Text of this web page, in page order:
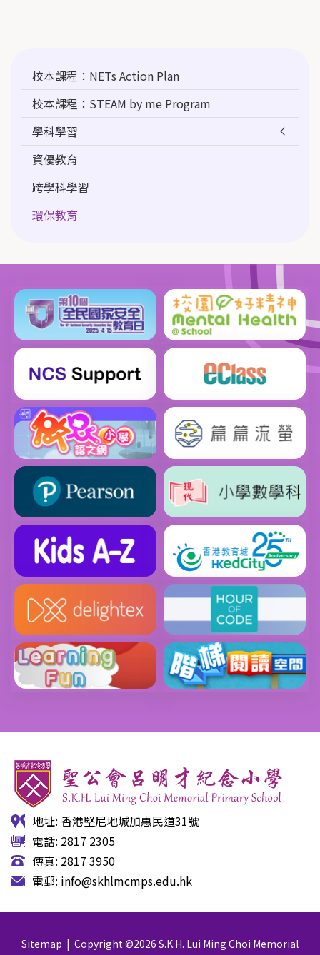
navigation
校本課程：NETs Action Plan
校本課程：STEAM by me Program
學科學習
資優教育
跨學科學習
環保教育
地址: 香港堅尼地城加惠民道31號
電話: 2817 2305
傳真: 2817 3950
電郵: info@skhlmcmps.edu.hk
Sitemap | Copyright ©2026 S.K.H. Lui Ming Choi Memorial